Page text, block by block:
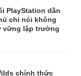
PlayStation dần
chỉ nói không
vững lập trường
chính thức